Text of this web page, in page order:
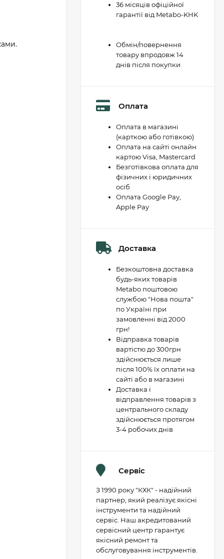
36 місяців офіційної
гарантії від Metabo-KHK
Обмін/повернення
товару впродовж 14
днів після покупки
Оплата
Оплата в магазині
(карткою або готівкою)
Оплата на сайті онлайн
картою Visa, Mastercard
Безготівкова оплата для
фізичних і юридичних
осіб
Оплата Google Pay,
Apple Pay
Доставка
Безкоштовна доставка
будь-яких товарів
Metabo поштовою
службою "Нова пошта"
по Україні при
замовленні від 2000
грн!
Відправка товарів
вартістю до 300грн
здійснюється лише
після 100% їх оплати на
сайті або в магазині
Доставка і
відправлення товарів з
центрального складу
здійснюється протягом
3-4 робочих днів
Сервіс
З 1990 року "КХК" - надійний
партнер, який реалізує якісні
інструменти та надійний
сервіс. Наш акредитований
сервісний центр гарантує
якісний ремонт та
обслуговування інструментів.